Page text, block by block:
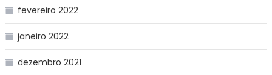
fevereiro 2022
janeiro 2022
dezembro 2021